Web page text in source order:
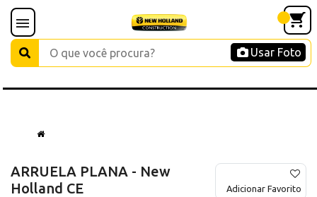
Usar Foto
ARRUELA PLANA - New
Holland CE
Adicionar Favorito